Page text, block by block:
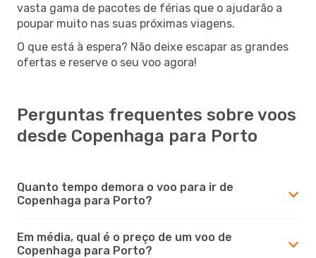
vasta gama de pacotes de férias que o ajudarão a
poupar muito nas suas próximas viagens.
O que está à espera? Não deixe escapar as grandes
ofertas e reserve o seu voo agora!
Perguntas frequentes sobre voos
desde Copenhaga para Porto
Quanto tempo demora o voo para ir de
Copenhaga para Porto?
Em média, qual é o preço de um voo de
Copenhaga para Porto?